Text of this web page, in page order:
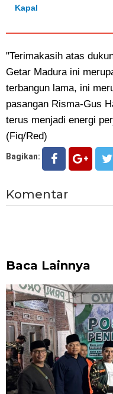
Kapal
"Terimakasih atas
Getar Madura ini
terbangun lama, ini
pasangan Risma-Gus
terus menjadi energi
(Fiq/Red)
Bagikan:
Komentar
Baca Lainnya